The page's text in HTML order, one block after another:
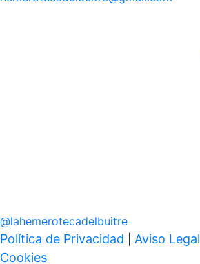
@lahemerotecadelbuitre
Política de Privacidad Aviso Legal
Cookies